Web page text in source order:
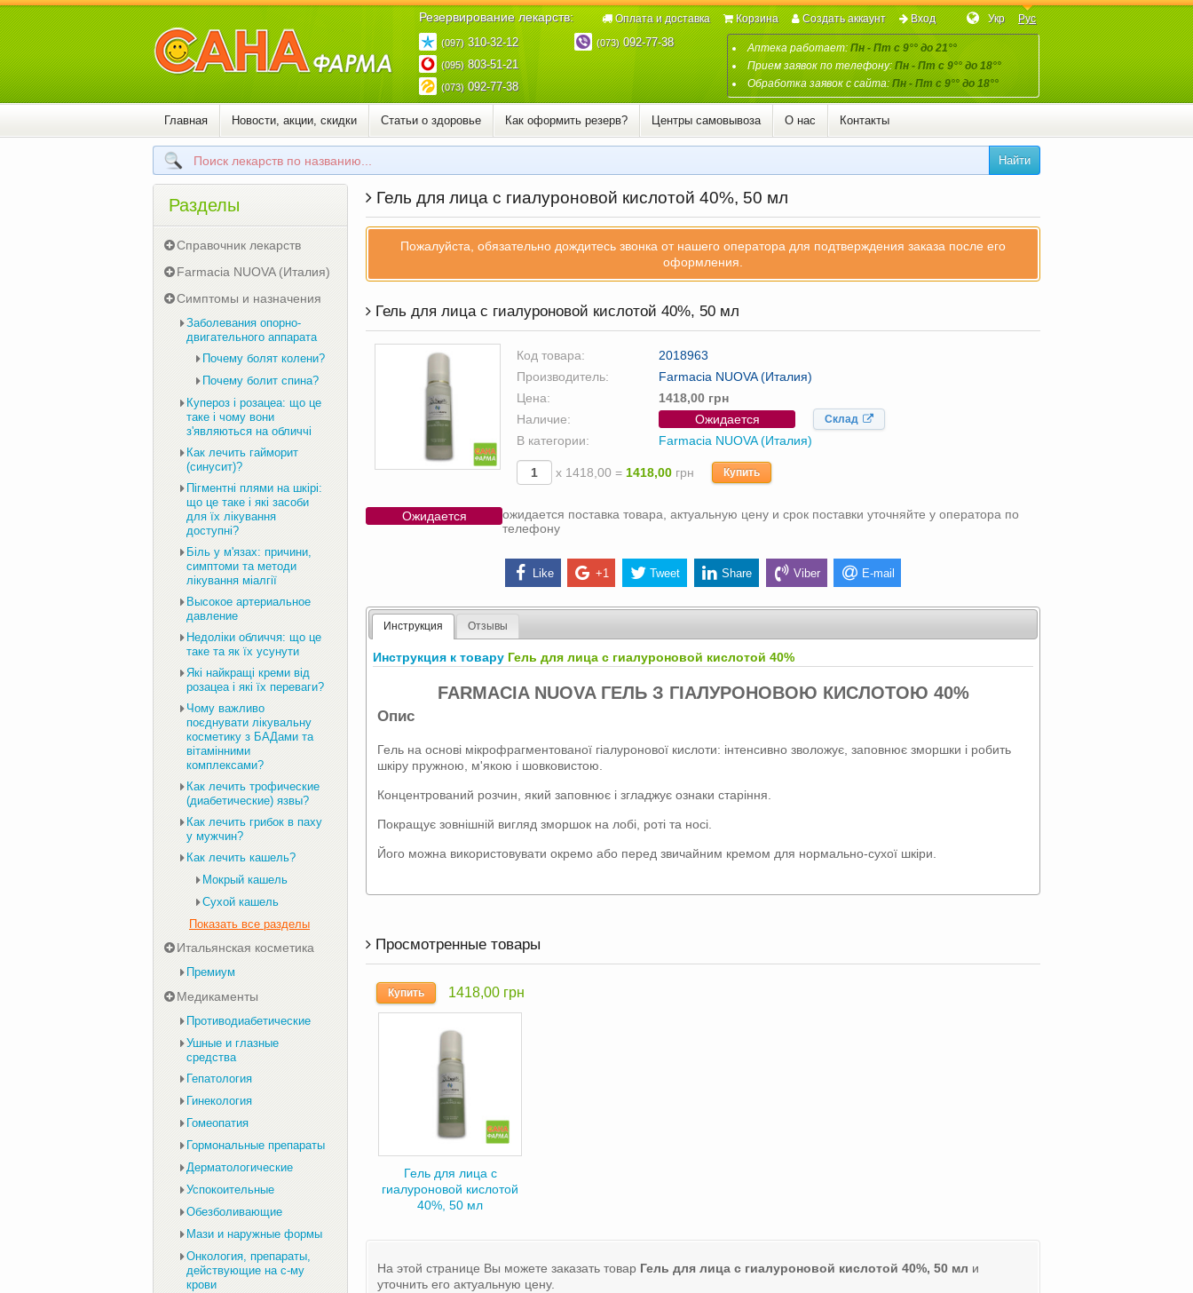
Резервирование лекарств:
(097)310-32-12
(095)803-51-21
(073)092-77-38
(073)092-77-38 Аптека работает:Пн - Пт с 9°° до 21°°
Прием заявок по телефону:Пн - Пт с 9°° до 18°°
Обработка заявок с сайта:Пн - Пт с 9°° до 18°°
Укр Рус
Оплата и доставка Корзина Создать аккаунт Вход
Главная Новости, акции, скидки Статьи о здоровье Как оформить резерв? Центры самовывоза О нас Контакты
Найти
Гель для лица с гиалуроновой кислотой 40%, 50 мл
Пожалуйста, обязательно дождитесь звонка от нашего оператора для подтверждения заказа после его
оформления.
Гель для лица с гиалуроновой кислотой 40%, 50 мл
Код товара:
2018963
Производитель:
Farmacia NUOVA (Италия)
Цена:
1418,00 грн
Наличие:
Ожидается Склад
В категории: Farmacia NUOVA (Италия)
х 1418,00 = 1418,00 грн Купить
Ожидается
ожидается поставка товара, актуальную цену и срок поставки уточняйте у оператора по
телефону
Like +1 Tweet Share Viber E-mail
Инструкция Отзывы
Инструкция к товару Гель для лица с гиалуроновой кислотой 40%
FARMACIA NUOVA ГЕЛЬ З ГІАЛУРОНОВОЮ КИСЛОТОЮ 40%
Опис
Гель на основі мікрофрагментованої гіалуронової кислоти: інтенсивно зволожує, заповнює зморшки і робить
шкіру пружною, м'якою і шовковистою.
Концентрований розчин, який заповнює і згладжує ознаки старіння.
Покращує зовнішній вигляд зморшок на лобі, роті та носі.
Його можна використовувати окремо або перед звичайним кремом для нормально-сухої шкіри.
Просмотренные товары
Купить 1418,00 грн
Гель для лица с
гиалуроновой кислотой
40%, 50 мл
На этой странице Вы можете заказать товар Гель для лица с гиалуроновой кислотой 40%, 50 мл и
уточнить его актуальную цену.
Разделы
Справочник лекарств
Farmacia NUOVA (Италия)
Симптомы и назначения
Заболевания опорно-
двигательного аппарата
Почему болят колени?
Почему болит спина?
Купероз і розацеа: що це
таке і чому вони
з'являються на обличчі
Как лечить гайморит
(синусит)?
Пігментні плями на шкірі:
що це таке і які засоби
для їх лікування
доступні?
Біль у м'язах: причини,
симптоми та методи
лікування міалгії
Высокое артериальное
давление
Недоліки обличчя: що це
таке та як їх усунути
Які найкращі креми від
розацеа і які їх переваги?
Чому важливо
поєднувати лікувальну
косметику з БАДами та
вітамінними
комплексами?
Как лечить трофические
(диабетические) язвы?
Как лечить грибок в паху
у мужчин?
Как лечить кашель?
Мокрый кашель
Сухой кашель
Показать все разделы
Итальянская косметика
Премиум
Медикаменты
Противодиабетические
Ушные и глазные
средства
Гепатология
Гинекология
Гомеопатия
Гормональные препараты
Дерматологические
Успокоительные
Обезболивающие
Мази и наружные формы
Онкология, препараты,
действующие на с-му
крови